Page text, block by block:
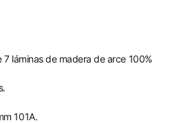
láminas de madera de arce 100%
101A.